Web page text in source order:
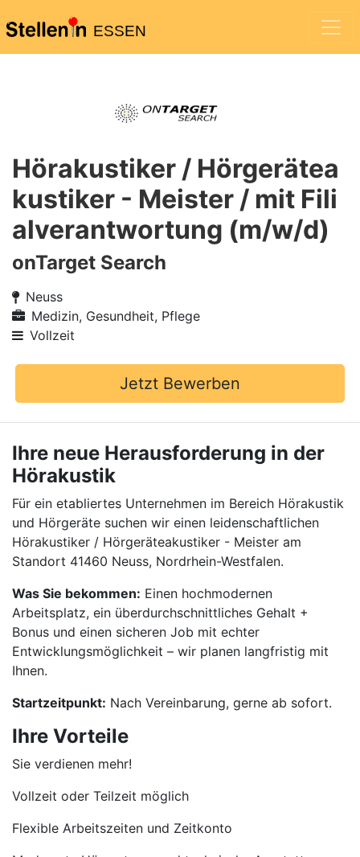
ESSEN
Hörakustiker / Hörgerätea
kustiker - Meister / mit Fili
alverantwortung (m/w/d)
onTarget Search
Neuss
Medizin, Gesundheit, Pflege
Vollzeit
Jetzt Bewerben
Ihre neue Herausforderung in der
Hörakustik
Für ein etabliertes Unternehmen im Bereich Hörakustik
und Hörgeräte suchen wir einen leidenschaftlichen
Hörakustiker / Hörgeräteakustiker - Meister am
Standort 41460 Neuss, Nordrhein-Westfalen.
Was Sie bekommen: Einen hochmodernen
Arbeitsplatz, ein überdurchschnittliches Gehalt +
Bonus und einen sicheren Job mit echter
Entwicklungsmöglichkeit – wir planen langfristig mit
Ihnen.
Startzeitpunkt: Nach Vereinbarung, gerne ab sofort.
Ihre Vorteile
Sie verdienen mehr!
Vollzeit oder Teilzeit möglich
Flexible Arbeitszeiten und Zeitkonto